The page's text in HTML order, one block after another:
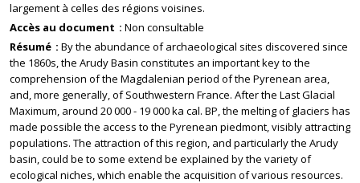
largement à celles des régions voisines.
Accès au document
Non consultable
Résumé
By the abundance of archaeological sites discovered since
the 1860s, the Arudy Basin constitutes an important key to the
comprehension of the Magdalenian period of the Pyrenean area,
and, more generally, of Southwestern France. After the Last Glacial
Maximum, around 20 000 - 19 000 ka cal. BP, the melting of glaciers has
made possible the access to the Pyrenean piedmont, visibly attracting
populations. The attraction of this region, and particularly the Arudy
basin, could be to some extend be explained by the variety of
ecological niches, which enable the acquisition of various resources.